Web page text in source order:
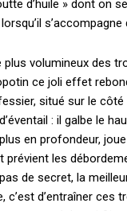
d’huile » dont on
s’accompagne
plus volumineux des
ce joli effet
situé sur le côté
: il galbe le
en profondeur,
prévient les
de secret, la
c’est d’entraîner ces